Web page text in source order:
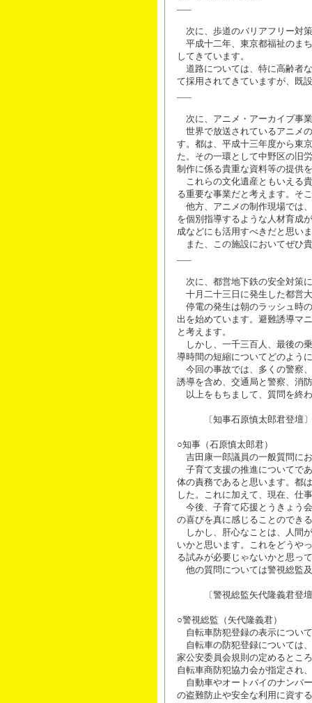
次に、歩道のバリアフリー対
平成十二年、東京都福祉のま
してきています。
道路については、特に高齢者
て採用されてきていますが、既
次に、アニメ・アーカイブ事
世界で放送されているアニメ
す。都は、平成十三年度から東
た。その一環として中野区の旧
制作に係る貴重な資料等の提供
これらの文化遺産ともいえる
る重要な事業だと考えます。そ
他方、アニメの制作現場では
を個別指導するような人材育成
成などにも活用すべきだと思い
また、この施設においてぜひ
次に、都営地下鉄の安全対策
十月二十三日に発生した都営
停電の発生は朝のラッシュ時
出を始めています。避難誘導マ
と考えます。
しかし、一千三百人、最後の
導時間の短縮についてどのよう
今回の事故では、多くの警察
誘導を含め、交通局と警察、消
以上をもちまして、質問を終
〔知事石原慎太郎君登壇〕
○知事（石原慎太郎君）
吉田康一郎議員の一般質問に
子育て支援の推進についてで
体の責務であると思います。都
した。これに加えて、現在、仕
今後、子育て応援とうきょう
の喜びを真に感じることのでき
しかし、肝心なことは、人間
いかと思います。これをどうや
る試みが必要じゃないかと思っ
他の質問については警視総監
〔警視総監矢代隆義君登
○警視総監（矢代隆義君）
自転車防犯登録の表示につい
自転車の防犯登録については
家公安委員会規則の定めるとこ
自転車商防犯協力会が指定され
自動車やオートバイのナンバ
の盗難防止や安全な利用に資す